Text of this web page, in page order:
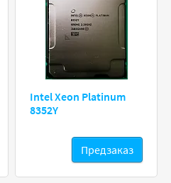
Intel Xeon Platinum
8352Y
Предзаказ